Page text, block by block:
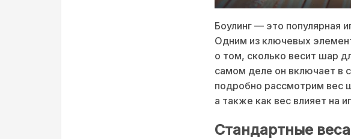
Боулинг — это популярная
Одним из ключевых
о том, сколько весит шар
самом деле он включает в
подробно рассмотрим вес
а также как вес влияет на
Стандартные